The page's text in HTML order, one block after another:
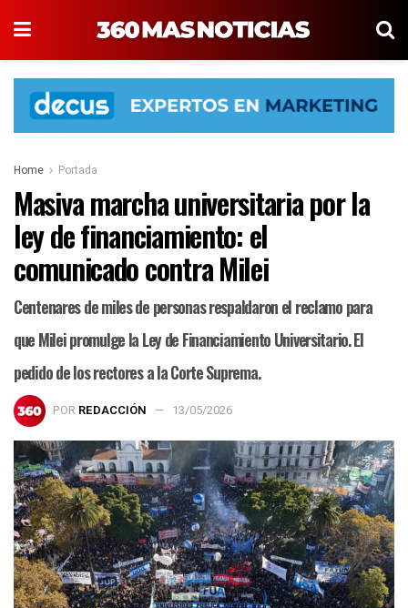
Home Portada
Masiva marcha universitaria por la
ley de financiamiento: el
comunicado contra Milei
Centenares de miles de personas respaldaron el reclamo para
que Milei promulge la Ley de Financiamiento Universitario. El
pedido de los rectores a la Corte Suprema.
POR REDACCIÓN 13/05/2026